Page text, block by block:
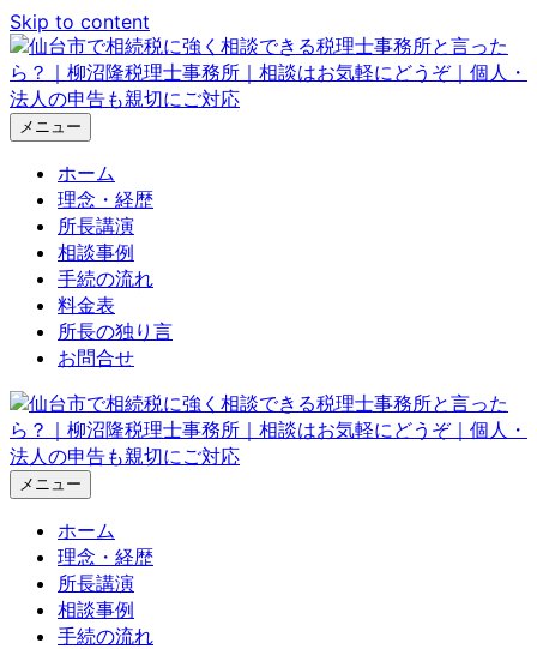
Skip to content
メニュー
ホーム
理念・経歴
所長講演
相談事例
手続の流れ
料金表
所長の独り言
お問合せ
メニュー
ホーム
理念・経歴
所長講演
相談事例
手続の流れ